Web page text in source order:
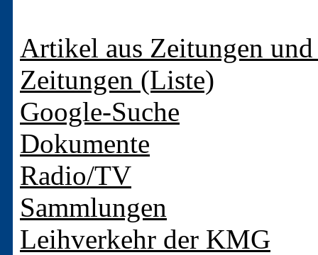
Artikel aus Zeitungen
Zeitungen (Liste)
Google-Suche
Dokumente
Radio/TV
Sammlungen
Leihverkehr der KMG